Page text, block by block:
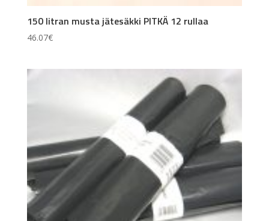
150 litran musta jätesäkki PITKÄ 12 rullaa
46.07€